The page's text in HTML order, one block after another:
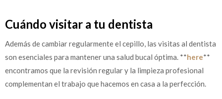
Cuándo visitar a tu dentista
Además de cambiar regularmente el cepillo, las visitas al dentista
son esenciales para mantener una salud bucal óptima. **here**
encontramos que la revisión regular y la limpieza profesional
complementan el trabajo que hacemos en casa a la perfección.